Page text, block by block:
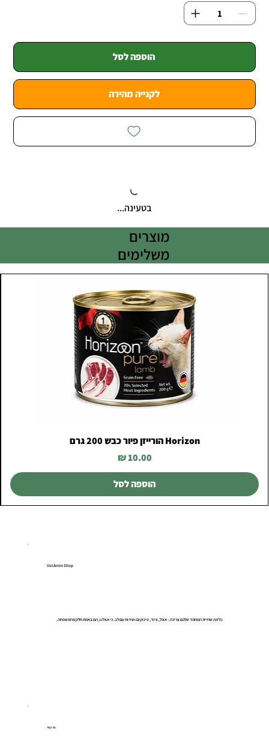
הוספה לסל
לקנייה מהירה
בטעינה...
מוצרים
משלימים
Horizon הורייזן פיור כבש 200 גרם
מחיר
הוספה לסל
VetAmin Shop
כל מה שחיית המחמד שלכם צריכה – אוכל, ציוד, פינוקים ושירות עם לב. כי אצלנו, הם באמת חלק מהמשפחה.
צור קשר